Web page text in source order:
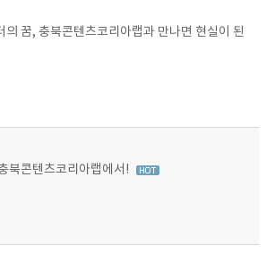
의 꿈, 충북콘텐츠코리아랩과 만나면 현실이 된
북콘텐츠코리아랩에서!